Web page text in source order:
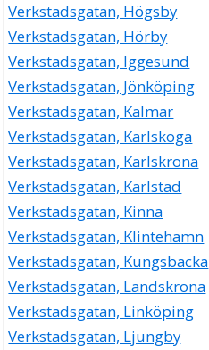
Verkstadsgatan, Högsby
Verkstadsgatan, Hörby
Verkstadsgatan, Iggesund
Verkstadsgatan, Jönköping
Verkstadsgatan, Kalmar
Verkstadsgatan, Karlskoga
Verkstadsgatan, Karlskrona
Verkstadsgatan, Karlstad
Verkstadsgatan, Kinna
Verkstadsgatan, Klintehamn
Verkstadsgatan, Kungsbacka
Verkstadsgatan, Landskrona
Verkstadsgatan, Linköping
Verkstadsgatan, Ljungby